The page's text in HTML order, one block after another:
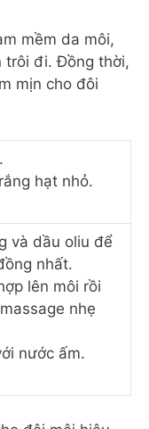
mềm da môi,
trôi đi. Đồng thời,
mịn cho đôi
hạt nhỏ.
và dầu oliu để
nhất.
lên môi rồi
nhẹ
nước ấm.